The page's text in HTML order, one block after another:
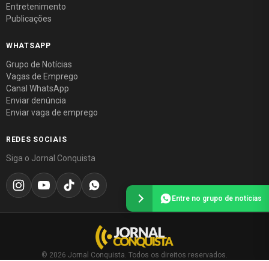
Entretenimento
Publicações
WHATSAPP
Grupo de Notícias
Vagas de Emprego
Canal WhatsApp
Enviar denúncia
Enviar vaga de emprego
REDES SOCIAIS
Siga o Jornal Conquista
© 2026 Jornal Conquista. Todos os direitos reservados.
Entre no grupo de notícias